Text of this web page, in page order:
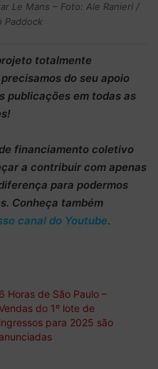
Le Mans – Foto: Ale Ranieri /
Paddock
totalmente
do seu apoio
publicações em todas as
financiamento coletivo
a contribuir com apenas
para podermos
Conheça também
canal do Youtube.
6 Horas de São Paulo –
do 1º lote de
ingressos para 2025 são
anunciadas